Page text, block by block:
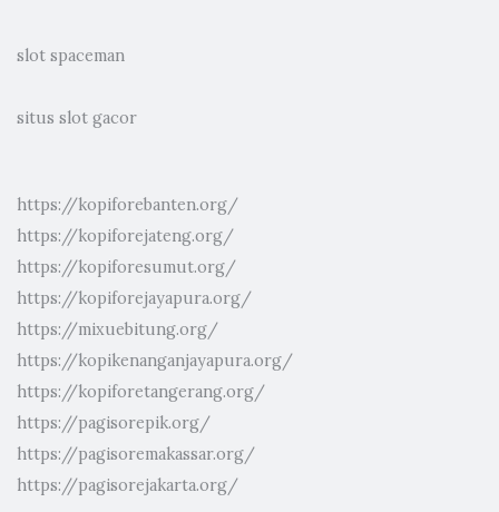
slot spaceman
situs slot gacor
https://kopiforebanten.org/
https://kopiforejateng.org/
https://kopiforesumut.org/
https://kopiforejayapura.org/
https://mixuebitung.org/
https://kopikenanganjayapura.org/
https://kopiforetangerang.org/
https://pagisorepik.org/
https://pagisoremakassar.org/
https://pagisorejakarta.org/